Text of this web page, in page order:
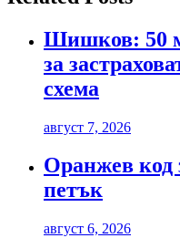
Шишков: 50
за
схема
август 7, 2026
Оранжев код
петък
август 6, 2026